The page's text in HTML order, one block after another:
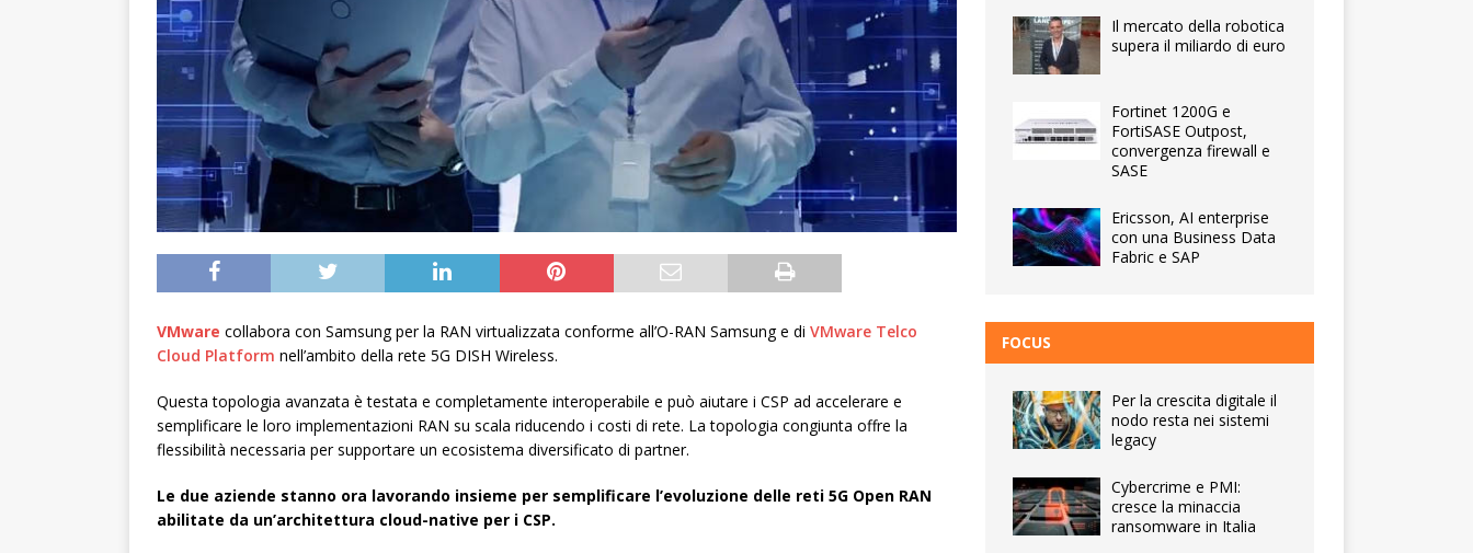
VMware collabora con Samsung per la RAN virtualizzata conforme all’O-RAN Samsung e di VMware Telco
Cloud Platform nell’ambito della rete 5G DISH Wireless.
Questa topologia avanzata è testata e completamente interoperabile e può aiutare i CSP ad accelerare e
semplificare le loro implementazioni RAN su scala riducendo i costi di rete. La topologia congiunta offre la
flessibilità necessaria per supportare un ecosistema diversificato di partner.
Le due aziende stanno ora lavorando insieme per semplificare l’evoluzione delle reti 5G Open RAN
abilitate da un’architettura cloud-native per i CSP.
Il mercato della robotica
supera il miliardo di euro
Fortinet 1200G e
FortiSASE Outpost,
convergenza firewall e
SASE
Ericsson, AI enterprise
con una Business Data
Fabric e SAP
FOCUS
Per la crescita digitale il
nodo resta nei sistemi
legacy
Cybercrime e PMI:
cresce la minaccia
ransomware in Italia